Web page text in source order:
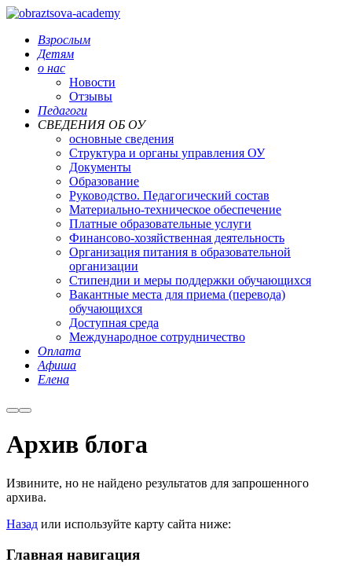
Взрослым
Детям
о нас
Новости
Отзывы
Педагоги
СВЕДЕНИЯ ОБ ОУ
основные сведения
Структура и органы управления ОУ
Документы
Образование
Руководство. Педагогический состав
Материально-техническое обеспечение
Платные образовательные услуги
Финансово-хозяйственная деятельность
Организация питания в образовательной
организации
Стипендии и меры поддержки обучающихся
Вакантные места для приема (перевода)
обучающихся
Доступная среда
Международное сотрудничество
Оплата
Афиша
Елена
Архив блога
Извините, но не найдено результатов для запрошенного
архива.
Назад или используйте карту сайта ниже:
Главная навигация